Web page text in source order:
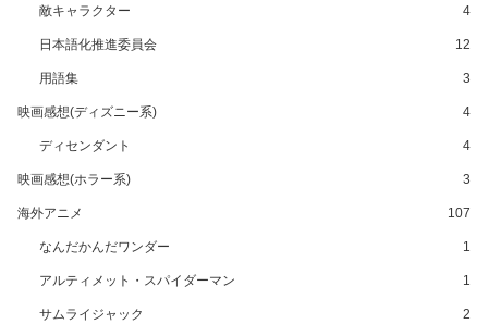
敵キャラクター 4
日本語化推進委員会 12
用語集 3
映画感想(ディズニー系) 4
ディセンダント 4
映画感想(ホラー系) 3
海外アニメ 107
なんだかんだワンダー 1
アルティメット・スパイダーマン 1
サムライジャック 2